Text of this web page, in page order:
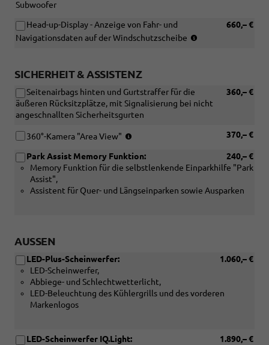
Subwoofer
660,– €
Head-up-Display - Anzeige von Fahr- und
Navigationsdaten auf der Windschutzscheibe
Ready2Discover
SICHERHEIT & ASSISTENZ
360,– €
Seitenairbags hinten und Gurtstraffer für die
äußeren Rücksitzplätze, mit Signalisierung bei nicht
angeschnallten Sicherheitsgurten
370,– €
360°-Kamera "Area View"
Verbindung
mit
Radio
240,– €
Park Assist Memory Funktion:
Memory Funktion für die selbstlenkende Einparkhilfe "Park
Assist",
Assistent für Quer- und Längseinparken sowie Ausparken
AUSSEN
1.060,– €
LED-Plus-Scheinwerfer:
LED-Scheinwerfer,
Abbiege- und Schlechtwetterlicht,
LED-Beleuchtung des Kühlergrills und des vorderen
Markenlogos
1.890,– €
LED-Scheinwerfer IQ.Light: